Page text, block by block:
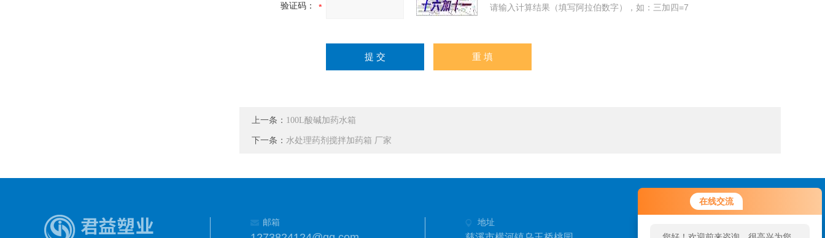
在线交流
您好！欢迎前来咨询，很高兴为您
服务，请问您要咨询什么问题呢？
验证码： 请输入计算结果（填写阿拉伯数字），如：三加四=7
上一条： 100L酸碱加药水箱
下一条： 水处理药剂搅拌加药箱 厂家
邮箱 地址